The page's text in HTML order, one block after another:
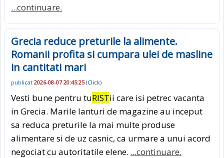
...continuare.
Grecia reduce preturile la alimente.
Romanii profita si cumpara ulei de masline
in cantitati mari
publicat 2026-08-07 20:45:25(Click)
Vesti bune pentru tuRISTii care isi petrec vacanta
in Grecia. Marile lanturi de magazine au inceput
sa reduca preturile la mai multe produse
alimentare si de uz casnic, ca urmare a unui acord
negociat cu autoritatile elene. ...continuare.